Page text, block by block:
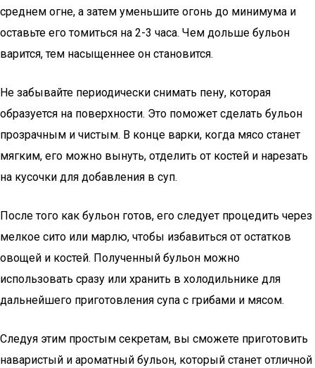
среднем огне, а затем уменьшите огонь до минимума и
оставьте его томиться на 2-3 часа. Чем дольше бульон
варится, тем насыщеннее он становится.
Не забывайте периодически снимать пену, которая
образуется на поверхности. Это поможет сделать бульон
прозрачным и чистым. В конце варки, когда мясо станет
мягким, его можно вынуть, отделить от костей и нарезать
на кусочки для добавления в суп.
После того как бульон готов, его следует процедить через
мелкое сито или марлю, чтобы избавиться от остатков
овощей и костей. Полученный бульон можно
использовать сразу или хранить в холодильнике для
дальнейшего приготовления супа с грибами и мясом.
Следуя этим простым секретам, вы сможете приготовить
наваристый и ароматный бульон, который станет отличной